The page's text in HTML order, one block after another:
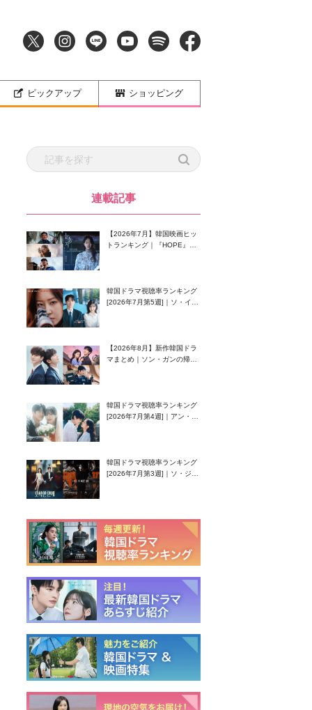
ピックアップ ショッピング
連載記事
【2026年7月】韓国映画ヒッ
トランキング｜『HOPE』が
韓国ドラマ視聴率ランキング
[2026年7月第5週]｜ソ・イン
【2026年8月】新作韓国ドラ
マまとめ｜ソン・ガンの帰
韓国ドラマ視聴率ランキング
[2026年7月第4週]｜アン・ヒ
韓国ドラマ視聴率ランキング
[2026年7月第3週]｜ソ・ジソ